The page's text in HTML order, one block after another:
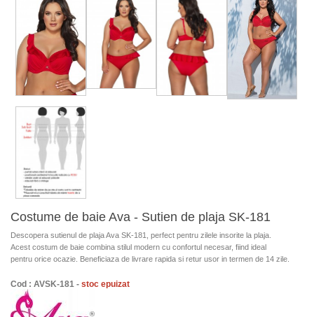
Costume de baie Ava - Sutien de plaja SK-181
Descopera sutienul de plaja Ava SK-181, perfect pentru zilele insorite la plaja.
Acest costum de baie combina stilul modern cu confortul necesar, fiind ideal
pentru orice ocazie. Beneficiaza de livrare rapida si retur usor in termen de 14 zile.
Cod : AVSK-181 - stoc epuizat